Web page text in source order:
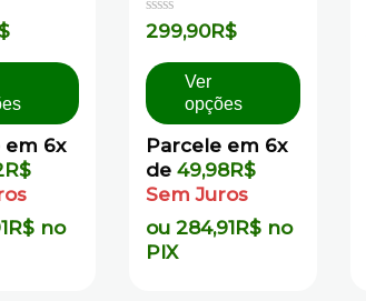
em 6x
R$
R$ no
Avaliação
0
5
299,90R$
Ver
opções
Parcele em 6x
de49,98R$
Sem Juros
ou 284,91R$ no
PIX